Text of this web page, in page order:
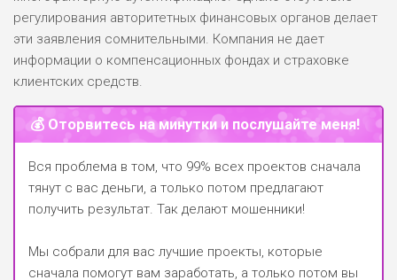
регулирования авторитетных финансовых органов делает
эти заявления сомнительными. Компания не дает
информации о компенсационных фондах и страховке
клиентских средств.
💰 Оторвитесь на минутки и послушайте меня!
Вся проблема в том, что 99% всех проектов сначала
тянут с вас деньги, а только потом предлагают
получить результат. Так делают мошенники!
Мы собрали для вас лучшие проекты, которые
сначала помогут вам заработать, а только потом вы